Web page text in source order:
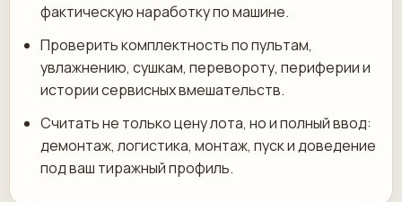
фактическую наработку по машине.
Проверить комплектность по пультам,
увлажнению, сушкам, перевороту, периферии и
истории сервисных вмешательств.
Считать не только цену лота, но и полный ввод:
демонтаж, логистика, монтаж, пуск и доведение
под ваш тиражный профиль.